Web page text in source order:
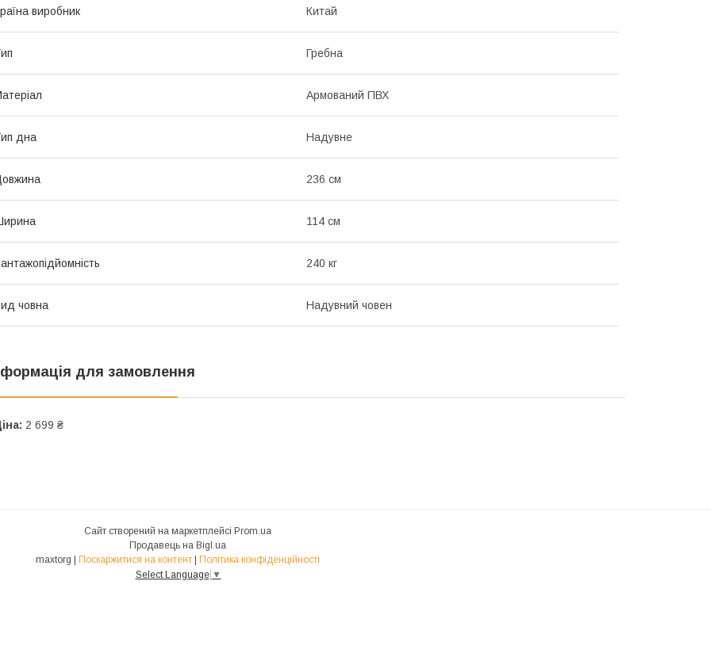
виробник Китай
Гребна
Армований ПВХ
дна Надувне
236 см
114 см
240 кг
човна Надувний човен
для замовлення
2 699 ₴
Сайт створений на маркетплейсі Prom.ua
Продавець на Bigl.ua
maxtorg | Поскаржитися на контент | Політика конфіденційності
Select Language ▼